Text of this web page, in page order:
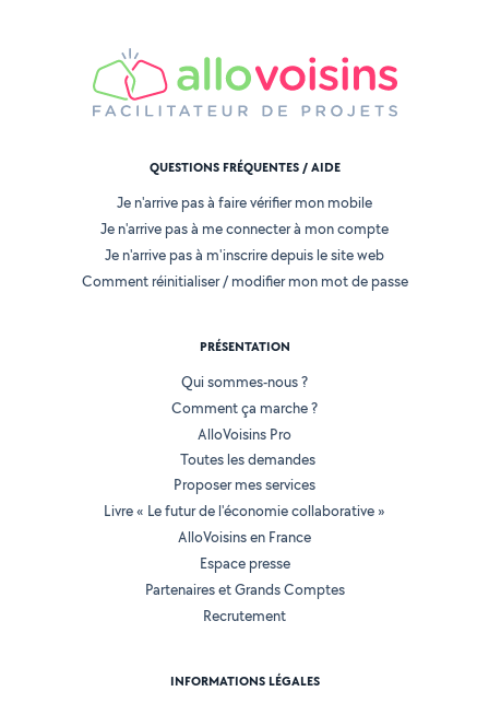
QUESTIONS FRÉQUENTES / AIDE
Je n'arrive pas à faire vérifier mon mobile
Je n'arrive pas à me connecter à mon compte
Je n'arrive pas à m'inscrire depuis le site web
Comment réinitialiser / modifier mon mot de passe
PRÉSENTATION
Qui sommes-nous ?
Comment ça marche ?
AlloVoisins Pro
Toutes les demandes
Proposer mes services
Livre « Le futur de l'économie collaborative »
AlloVoisins en France
Espace presse
Partenaires et Grands Comptes
Recrutement
INFORMATIONS LÉGALES